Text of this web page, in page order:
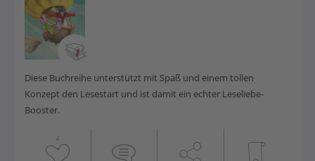
Diese Buchreihe unterstützt mit Spaß und einem tollen
Konzept den Lesestart und ist damit ein echter Leseliebe-
Booster.
4